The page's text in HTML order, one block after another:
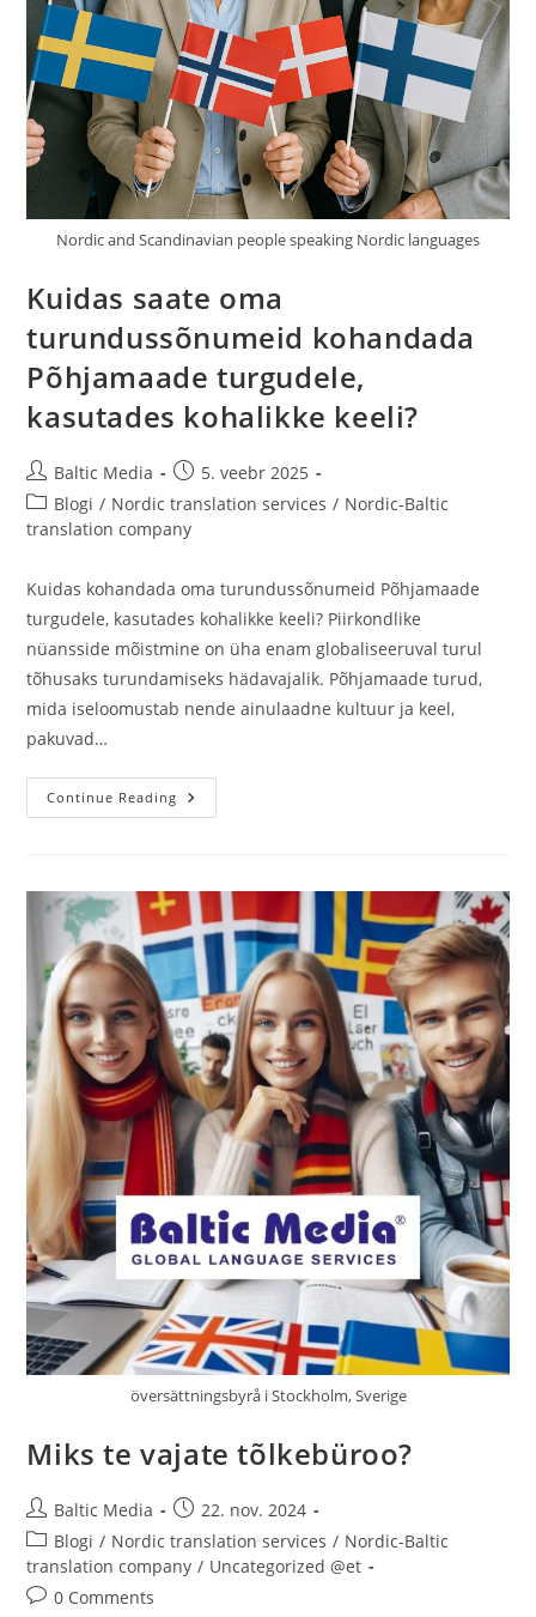
Nordic and Scandinavian people speaking Nordic languages
Kuidas saate oma
turundussõnumeid kohandada
Põhjamaade turgudele,
kasutades kohalikke keeli?
Post
author:
Baltic Media
Post
published:
5. veebr 2025
Post
category:
Blogi / Nordic translation services / Nordic-Baltic
translation company
Kuidas kohandada oma turundussõnumeid Põhjamaade
turgudele, kasutades kohalikke keeli? Piirkondlike
nüansside mõistmine on üha enam globaliseeruval turul
tõhusaks turundamiseks hädavajalik. Põhjamaade turud,
mida iseloomustab nende ainulaadne kultuur ja keel,
pakuvad…
Continue Reading Kuidas
Saate
Turgudele,
Kasutades
Kohalikke
Keeli?
översättningsbyrå i Stockholm, Sverige
Miks te vajate tõlkebüroo?
Post
author:
Baltic Media
Post
published:
22. nov. 2024
Post
category:
Blogi / Nordic translation services / Nordic-Baltic
translation company / Uncategorized @et
Post0 Comments